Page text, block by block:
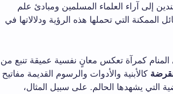
إلى آراء العلماء المسلمين ومبادئ علم
الممكنة التي تحملها هذه الرؤية ودلالاتها في
المنام كمرآة تعكس معانٍ نفسية عميقة تنبع من
كالأبنية والأدوات والرسوم القديمة مفاتيح
التي يشهدها الحالم. على سبيل المثال،